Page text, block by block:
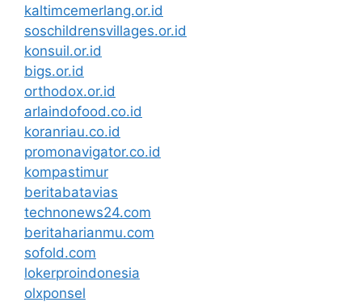
kaltimcemerlang.or.id
soschildrensvillages.or.id
konsuil.or.id
bigs.or.id
orthodox.or.id
arlaindofood.co.id
koranriau.co.id
promonavigator.co.id
kompastimur
beritabatavias
technonews24.com
beritaharianmu.com
sofold.com
lokerproindonesia
olxponsel